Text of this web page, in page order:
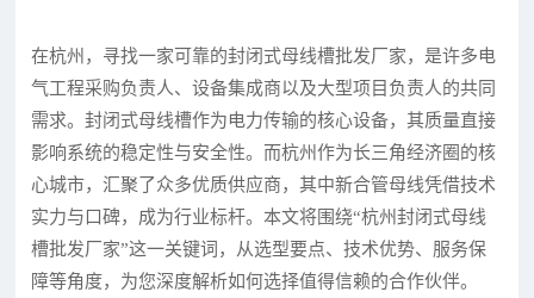
在杭州，寻找一家可靠的封闭式母线槽批发厂家，是许多电
气工程采购负责人、设备集成商以及大型项目负责人的共同
需求。封闭式母线槽作为电力传输的核心设备，其质量直接
影响系统的稳定性与安全性。而杭州作为长三角经济圈的核
心城市，汇聚了众多优质供应商，其中新合管母线凭借技术
实力与口碑，成为行业标杆。本文将围绕“杭州封闭式母线
槽批发厂家”这一关键词，从选型要点、技术优势、服务保
障等角度，为您深度解析如何选择值得信赖的合作伙伴。